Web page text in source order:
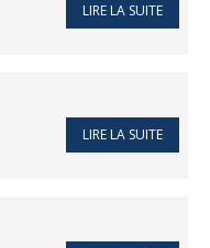
LIRE LA SUITE
LIRE LA SUITE